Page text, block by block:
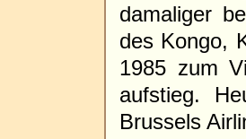
damaliger
des Kongo,
1985 zum
aufstieg.
Brussels